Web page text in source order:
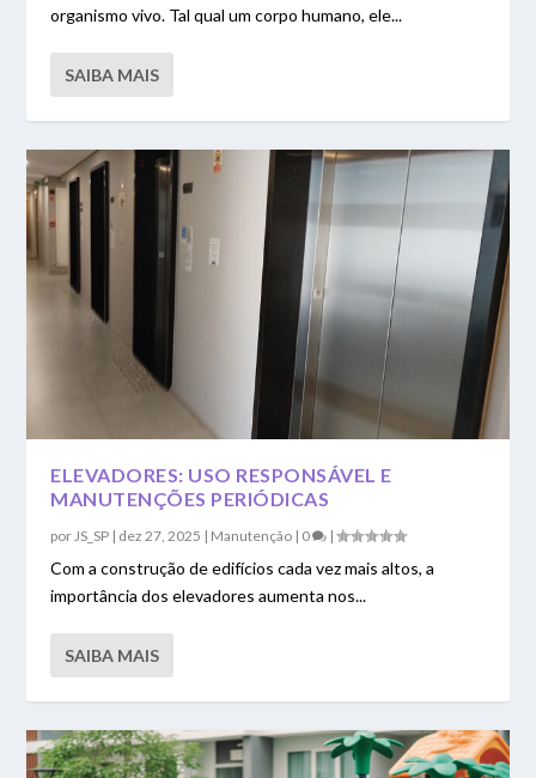
organismo vivo. Tal qual um corpo humano, ele...
SAIBA MAIS
ELEVADORES: USO RESPONSÁVEL E
MANUTENÇÕES PERIÓDICAS
por JS_SP | dez 27, 2025 | Manutenção | 0 |
Com a construção de edifícios cada vez mais altos, a
importância dos elevadores aumenta nos...
SAIBA MAIS